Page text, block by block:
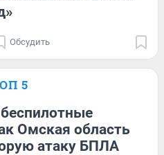
Обсудить
5
Омская область
атаку БПЛА